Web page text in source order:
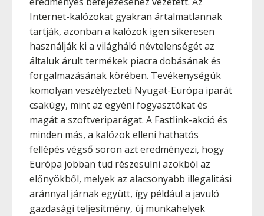
Internet-kalózokat gyakran ártalmatlannak
tartják, azonban a kalózok igen sikeresen
használják ki a világháló névtelenségét az
általuk árult termékek piacra dobásának és
forgalmazásának körében. Tevékenységük
komolyan veszélyezteti Nyugat-Európa iparát
csakúgy, mint az egyéni fogyasztókat és
magát a szoftveriparágat. A Fastlink-akció és
minden más, a kalózok elleni hathatós
fellépés végső soron azt eredményezi, hogy
Európa jobban tud részesülni azokból az
előnyökből, melyek az alacsonyabb illegalitási
aránnyal járnak együtt, így például a javuló
gazdasági teljesítmény, új munkahelyek